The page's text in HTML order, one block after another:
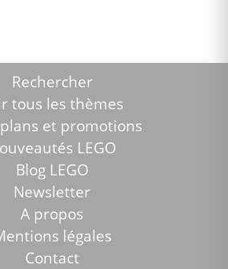
Rechercher
tous les thèmes
et promotions
LEGO
Blog LEGO
Newsletter
A propos
légales
Contact